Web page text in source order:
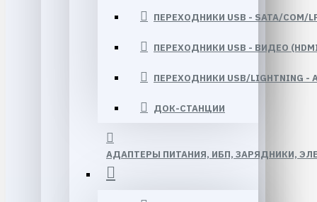
ПЕРЕХОДНИКИ USB - SATA/COM/
ПЕРЕХОДНИКИ USB - ВИДЕО
ПЕРЕХОДНИКИ USB/LIGHTNING -
ДОК-СТАНЦИИ
АДАПТЕРЫ ПИТАНИЯ, ИБП, ЗАРЯДНИКИ,